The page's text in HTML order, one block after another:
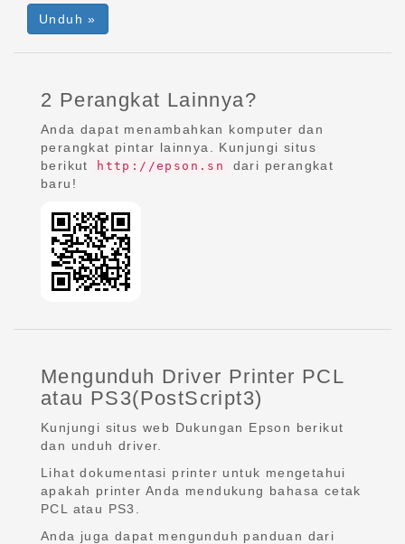
Unduh »
2 Perangkat Lainnya?
Anda dapat menambahkan komputer dan
perangkat pintar lainnya. Kunjungi situs
berikut
http://epson.sn
dari perangkat
baru!
Mengunduh Driver Printer PCL
atau PS3(PostScript3)
Kunjungi situs web Dukungan Epson berikut
dan unduh driver.
Lihat dokumentasi printer untuk mengetahui
apakah printer Anda mendukung bahasa cetak
PCL atau PS3.
Anda juga dapat mengunduh panduan dari